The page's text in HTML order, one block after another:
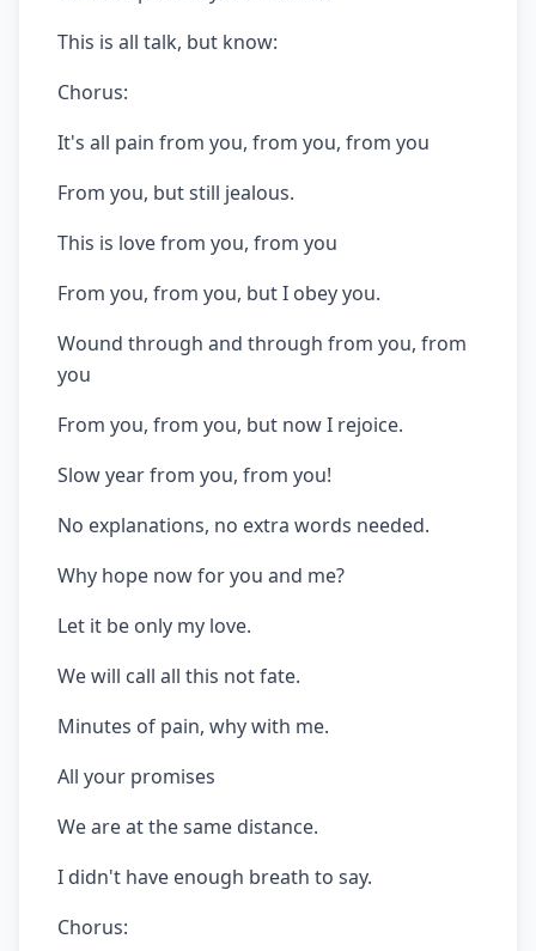
This is all talk, but know:
Chorus:
It's all pain from you, from you, from you
From you, but still jealous.
This is love from you, from you
From you, from you, but I obey you.
Wound through and through from you, from
you
From you, from you, but now I rejoice.
Slow year from you, from you!
No explanations, no extra words needed.
Why hope now for you and me?
Let it be only my love.
We will call all this not fate.
Minutes of pain, why with me.
All your promises
We are at the same distance.
I didn't have enough breath to say.
Chorus: